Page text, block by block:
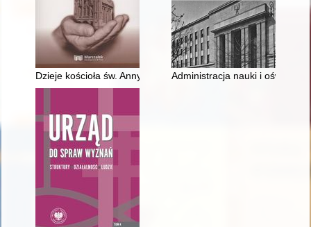
Dzieje kościoła św. Anny w Wilnie w świetle literatury
Administracja nauki i oświaty w